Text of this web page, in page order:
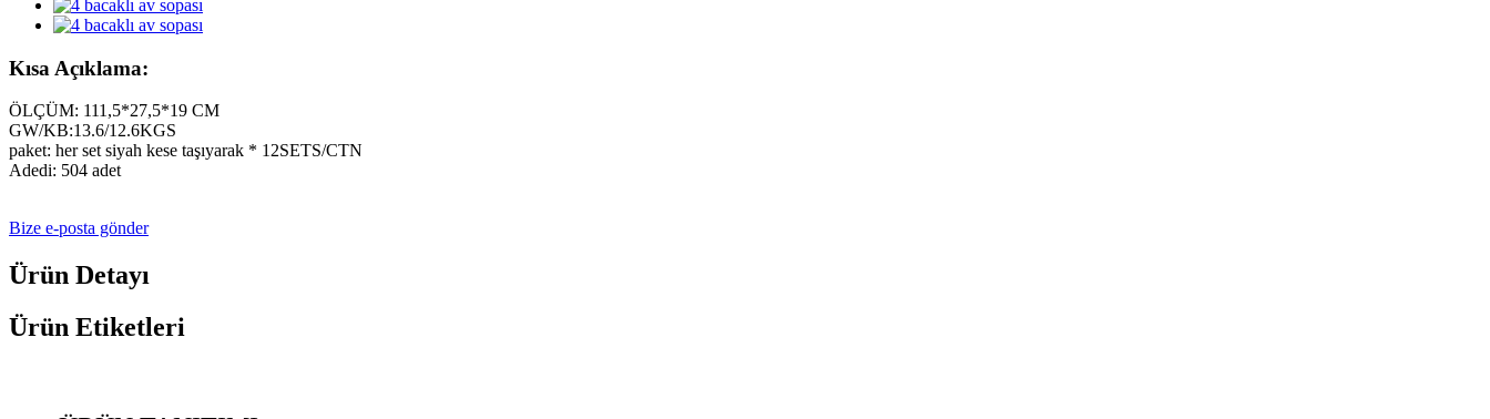
Kısa Açıklama:
ÖLÇÜM: 111,5*27,5*19 CM
GW/KB:13.6/12.6KGS
paket: her set siyah kese taşıyarak * 12SETS/CTN
Adedi: 504 adet
Bize e-posta gönder
Ürün Detayı
Ürün Etiketleri